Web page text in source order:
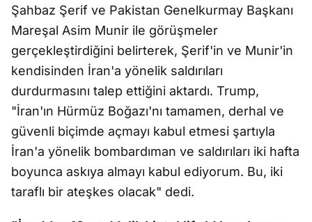
Şahbaz Şerif ve Pakistan Genelkurmay Başkanı
Mareşal Asim Munir ile görüşmeler
gerçekleştirdiğini belirterek, Şerif'in ve Munir'in
kendisinden İran'a yönelik saldırıları
durdurmasını talep ettiğini aktardı. Trump,
"İran'ın Hürmüz Boğazı'nı tamamen, derhal ve
güvenli biçimde açmayı kabul etmesi şartıyla
İran'a yönelik bombardıman ve saldırıları iki hafta
boyunca askıya almayı kabul ediyorum. Bu, iki
taraflı bir ateşkes olacak" dedi.